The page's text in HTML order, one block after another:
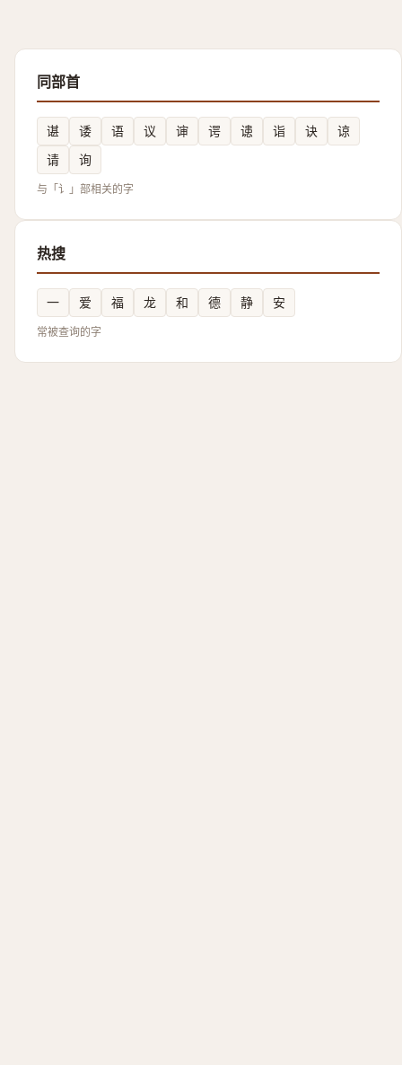
同部首
谌 诿 语 议 谉 谔 䜨 诣 诀
谅
请
询
与「讠」部相关的字
热搜
一 爱 福 龙 和 德 静 安
常被查询的字